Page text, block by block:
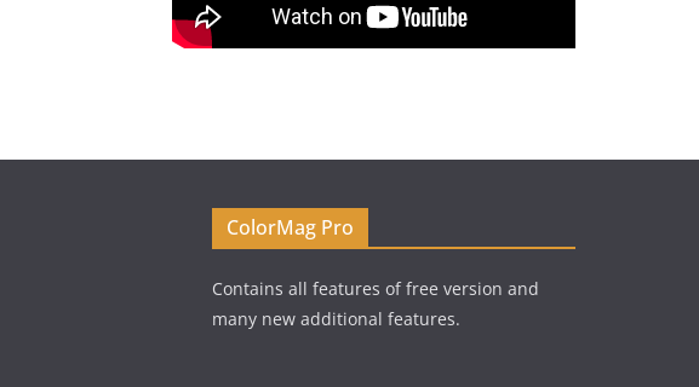
ColorMag Pro
Contains all features of free version and
many new additional features.